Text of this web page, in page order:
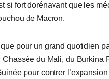
si fort dorénavant que les
de Macron.
pour un grand quotidien
du Mali, du Burkina
pour contrer